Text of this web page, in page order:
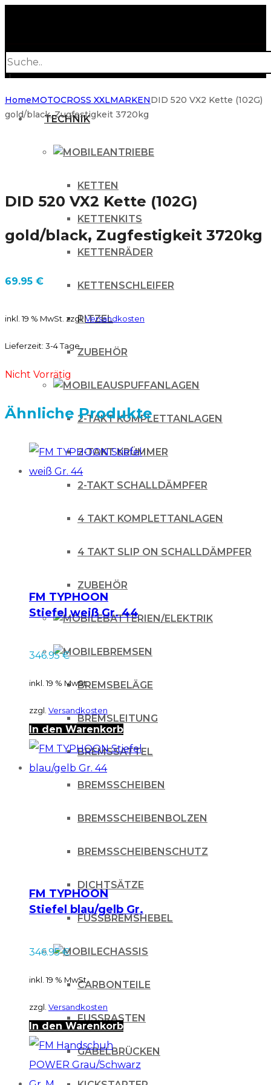
search
TECHNIK
ANTRIEBE
KETTEN
KETTENKITS
KETTENRÄDER
KETTENSCHLEIFER
RITZEL
ZUBEHÖR
AUSPUFFANLAGEN
2-TAKT KOMPLETTANLAGEN
2-TAKT KRÜMMER
2-TAKT SCHALLDÄMPFER
4 TAKT KOMPLETTANLAGEN
4 TAKT SLIP ON SCHALLDÄMPFER
ZUBEHÖR
BATTERIEN/ELEKTRIK
BREMSEN
BREMSBELÄGE
BREMSLEITUNG
BREMSSATTEL
BREMSSCHEIBEN
BREMSSCHEIBENBOLZEN
BREMSSCHEIBENSCHUTZ
DICHTSÄTZE
FUSSBREMSHEBEL
CHASSIS
CARBONTEILE
FUSSRASTEN
GABELBRÜCKEN
HomeMOTOCROSS XXLMARKENDID 520 VX2 Kette (102G)
gold/black, Zugfestigkeit 3720kg
DID 520 VX2 Kette (102G)
gold/black, Zugfestigkeit 3720kg
69.95 €
inkl. 19 % MwSt. zzgl.Versandkosten
Lieferzeit: 3-4 Tage
Nicht Vorrätig
Ähnliche Produkte
FM TYPHOON
Stiefel weiß Gr. 44
346.95€
inkl. 19 % MwSt.
zzgl. Versandkosten
In den Warenkorb
FM TYPHOON
Stiefel blau/gelb Gr.
346.95€
inkl. 19 % MwSt.
zzgl. Versandkosten
In den Warenkorb